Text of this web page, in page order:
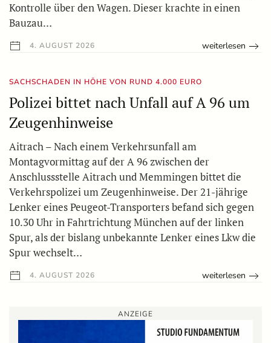
Kontrolle über den Wagen. Dieser krachte in einen
Bauzau…
4. AUGUST 2026 weiterlesen
SACHSCHADEN IN HÖHE VON RUND 4.000 EURO
Polizei bittet nach Unfall auf A 96 um
Zeugenhinweise
Aitrach – Nach einem Verkehrsunfall am
Montagvormittag auf der A 96 zwischen der
Anschlussstelle Aitrach und Memmingen bittet die
Verkehrspolizei um Zeugenhinweise. Der 21-jährige
Lenker eines Peugeot-Transporters befand sich gegen
10.30 Uhr in Fahrtrichtung München auf der linken
Spur, als der bislang unbekannte Lenker eines Lkw die
Spur wechselt…
4. AUGUST 2026 weiterlesen
ANZEIGE